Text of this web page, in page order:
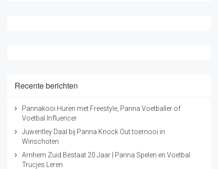
Recente berichten
Pannakooi Huren met Freestyle, Panna Voetballer of
Voetbal Influencer
Juwentley Daal bij Panna Knock Out toernooi in
Winschoten
Arnhem Zuid Bestaat 20 Jaar | Panna Spelen en Voetbal
Trucjes Leren